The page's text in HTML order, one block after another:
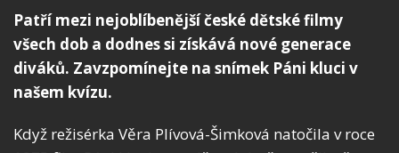
Patří mezi nejoblíbenější české dětské filmy
všech dob a dodnes si získává nové generace
diváků. Zavzpomínejte na snímek Páni kluci v
našem kvízu.
Když režisérka Věra Plívová-Šimková natočila v roce